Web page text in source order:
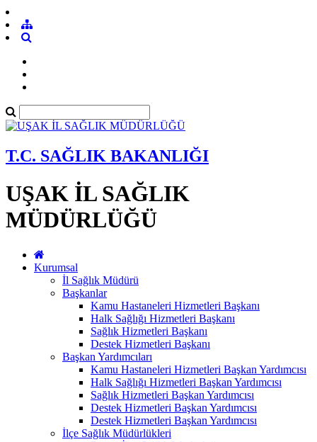
T.C. SAĞLIK BAKANLIĞI
UŞAK İL SAĞLIK
MÜDÜRLÜĞÜ
Kurumsal
İl Sağlık Müdürü
Başkanlar
Kamu Hastaneleri Hizmetleri Başkanı
Halk Sağlığı Hizmetleri Başkanı
Sağlık Hizmetleri Başkanı
Destek Hizmetleri Başkanı
Başkan Yardımcıları
Kamu Hastaneleri Hizmetleri Başkan Yardımcısı
Halk Sağlığı Hizmetleri Başkan Yardımcısı
Sağlık Hizmetleri Başkan Yardımcısı
Destek Hizmetleri Başkan Yardımcısı
Destek Hizmetleri Başkan Yardımcısı
İlçe Sağlık Müdürlükleri